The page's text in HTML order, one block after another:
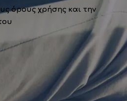
όρους χρήσης και την